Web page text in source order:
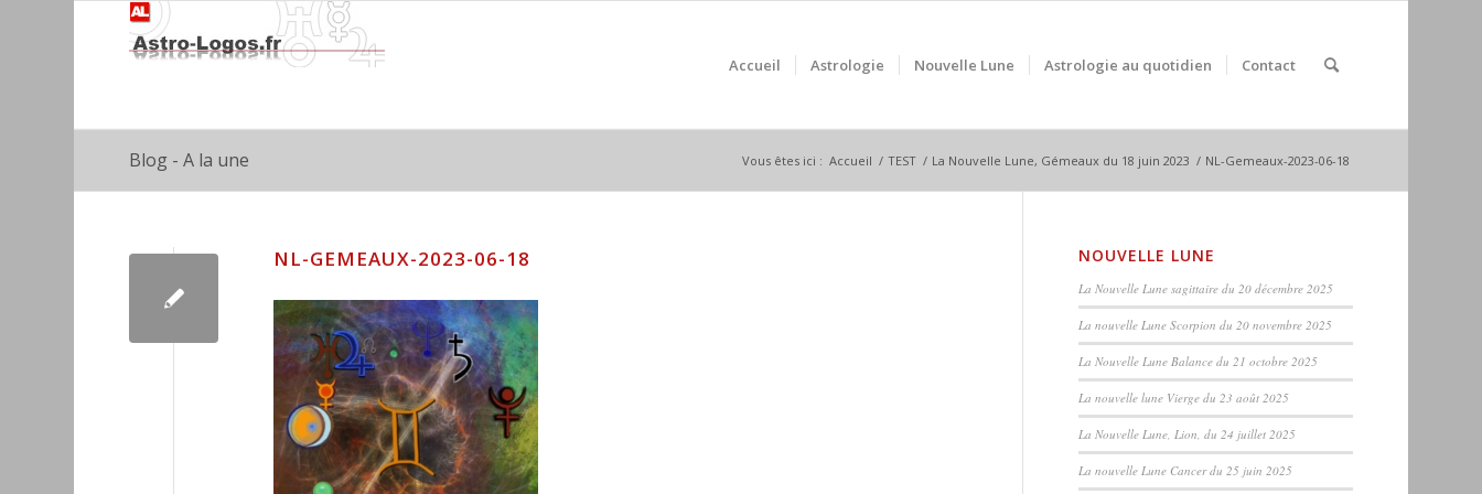
Accueil Astrologie Nouvelle Lune Astrologie au quotidien Contact
Blog - A la une Vous êtes ici : Accueil / TEST / La Nouvelle Lune, Gémeaux du 18 juin 2023 / NL-Gemeaux-2023-06-18
NL-GEMEAUX-2023-06-18 NOUVELLE LUNE
La Nouvelle Lune sagittaire du 20 décembre 2025
La nouvelle Lune Scorpion du 20 novembre 2025
La Nouvelle Lune Balance du 21 octobre 2025
La nouvelle lune Vierge du 23 août 2025
La Nouvelle Lune, Lion, du 24 juillet 2025
La nouvelle Lune Cancer du 25 juin 2025